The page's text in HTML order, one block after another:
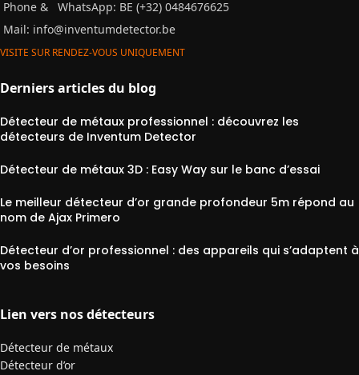
Phone &
WhatsApp: BE (+32) 0484676625
Mail: info@inventumdetector.be
VISITE SUR RENDEZ-VOUS UNIQUEMENT
Derniers articles du blog
Détecteur de métaux professionnel : découvrez les
détecteurs de Inventum Detector
Détecteur de métaux 3D : Easy Way sur le banc d’essai
Le meilleur détecteur d’or grande profondeur 5m répond au
nom de Ajax Primero
Détecteur d’or professionnel : des appareils qui s’adaptent à
vos besoins
Lien vers nos détecteurs
Détecteur de métaux
Détecteur d’or